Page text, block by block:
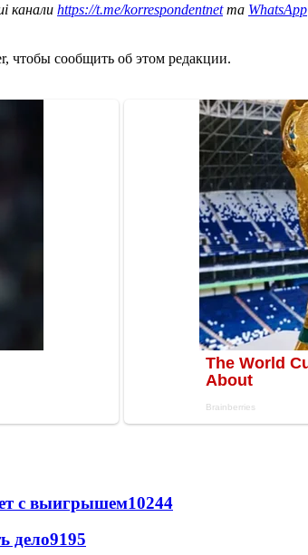
канали https://t.me/korrespondentnetта WhatsApp
чтобы сообщить об этом редакции.
с выигрышем10244
дело9195